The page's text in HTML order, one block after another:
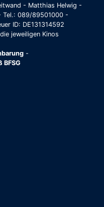
- Matthias Helwig -
Tel.: 089/89501000 -
ID: DE131314592
jeweiligen Kinos
-